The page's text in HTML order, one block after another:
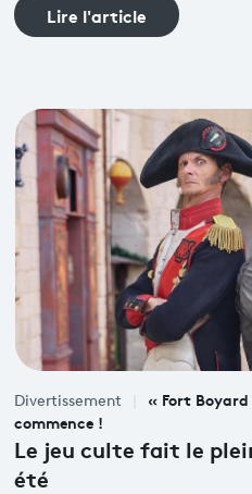
Lire l'article
Divertissement
« Fort
commence !
Le jeu culte fait le
été